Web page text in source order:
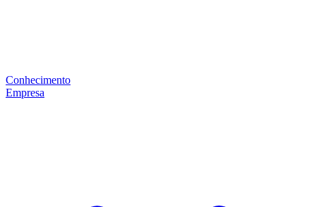
Conhecimento
Empresa